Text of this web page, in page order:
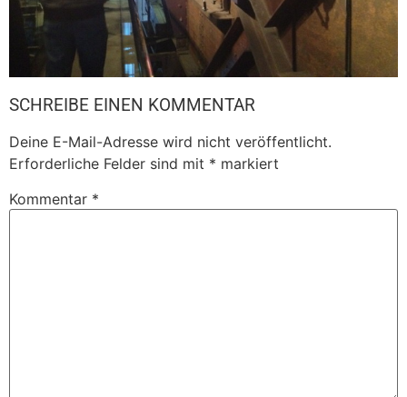
SCHREIBE EINEN KOMMENTAR
Deine E-Mail-Adresse wird nicht veröffentlicht.
Erforderliche Felder sind mit * markiert
Kommentar *